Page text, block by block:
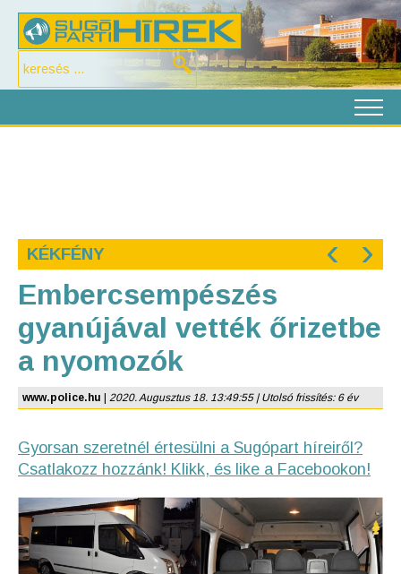
KÉKFÉNY ‹ ›
Embercsempészés
gyanújával vették őrizetbe
a nyomozók
www.police.hu 2020. Augusztus 18. 13:49:55 | Utolsó frissítés: 6 év
Gyorsan szeretnél értesülni a Sugópart híreiről?
Csatlakozz hozzánk! Klikk, és like a Facebookon!